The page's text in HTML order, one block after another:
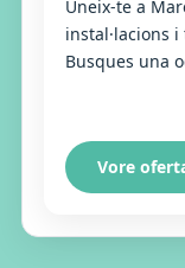
Uneix-te a
instal·lacions
Busques una
Vore